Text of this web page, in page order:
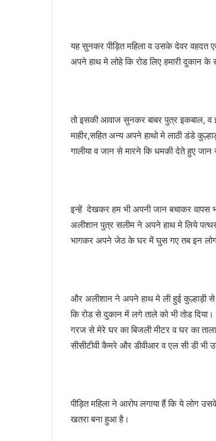
यह सुनकर पीड़ित महिला व उसके देवर वहदत
अपने हाथ मे लोहे कि रोड लिए हमारी
तो इसकी आवाज सुनकर बाबर पुत्र इकबाल,
माहीर,सहित अन्य अपने हाथो मे लाठी डंडे
गालीया व जान से मारने कि धमकी देते हुए
इन्हें देखकर हम भी अपनी जान बचाकर वापस
अलीशान पुत्र सलीम ने अपने हाथ मे लिये
भागकर अपने जेठ के घर में घुस गए तब इन लोगो
और अलीशान ने अपने हाथ मे ली हुई कुल्हाड़ी
कि रोड से दुकान में लगे ताले को भी तोड
गरज से मेरे घर का बिजली मीटर व घर का
सीसीटीवी कैमरे और डीवीआर व एल सी डी भी
पीड़ित महिला ने आरोप लगाया हैं कि ये लोग
खतरा बना हुआ है।